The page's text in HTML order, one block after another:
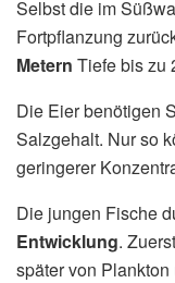
Selbst die im
Fortpflanzung
Metern Tiefe bis zu
Die Eier benötigen
Salzgehalt. Nur so
geringerer
Die jungen Fische
Entwicklung.
später von Plankton